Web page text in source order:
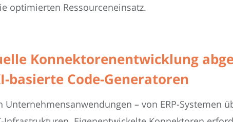
optimierten Ressourceneinsatz.
Konnektorenentwicklung
basierte Code-Generatoren
Unternehmensanwendungen – von ERP-Systemen